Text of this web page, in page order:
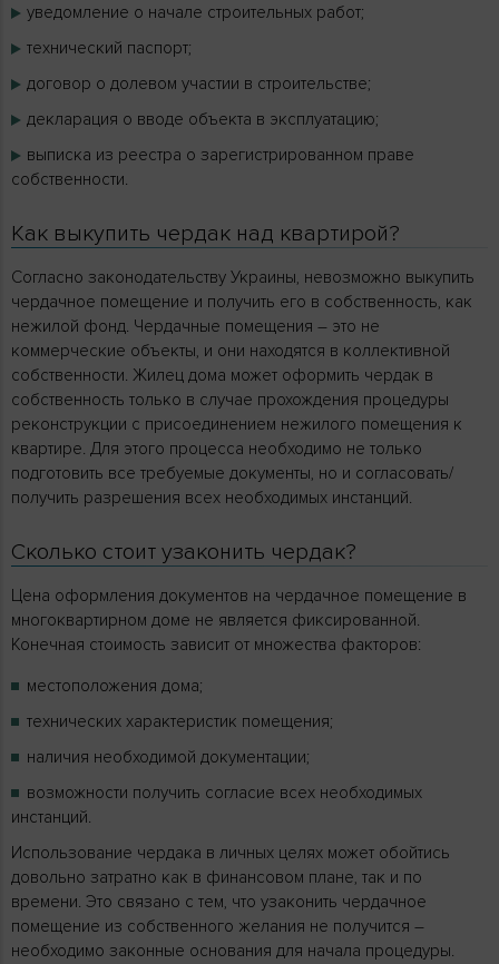
уведомление о начале строительных работ;
технический паспорт;
договор о долевом участии в строительстве;
декларация о вводе объекта в эксплуатацию;
выписка из реестра о зарегистрированном праве
собственности.
Как выкупить чердак над квартирой?
Согласно законодательству Украины, невозможно выкупить
чердачное помещение и получить его в собственность, как
нежилой фонд. Чердачные помещения – это не
коммерческие объекты, и они находятся в коллективной
собственности. Жилец дома может оформить чердак в
собственность только в случае прохождения процедуры
реконструкции с присоединением нежилого помещения к
квартире. Для этого процесса необходимо не только
подготовить все требуемые документы, но и согласовать/
получить разрешения всех необходимых инстанций.
Сколько стоит узаконить чердак?
Цена оформления документов на чердачное помещение в
многоквартирном доме не является фиксированной.
Конечная стоимость зависит от множества факторов:
местоположения дома;
технических характеристик помещения;
наличия необходимой документации;
возможности получить согласие всех необходимых
инстанций.
Использование чердака в личных целях может обойтись
довольно затратно как в финансовом плане, так и по
времени. Это связано с тем, что узаконить чердачное
помещение из собственного желания не получится –
необходимо законные основания для начала процедуры.